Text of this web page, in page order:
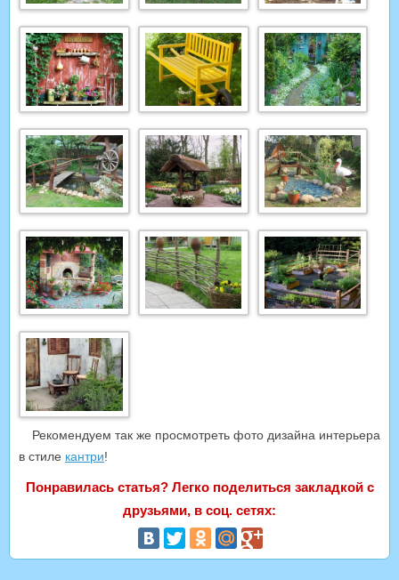
Рекомендуем так же просмотреть фото дизайна интерьера
в стиле кантри!
Понравилась статья? Легко поделиться закладкой с
друзьями, в соц. сетях: